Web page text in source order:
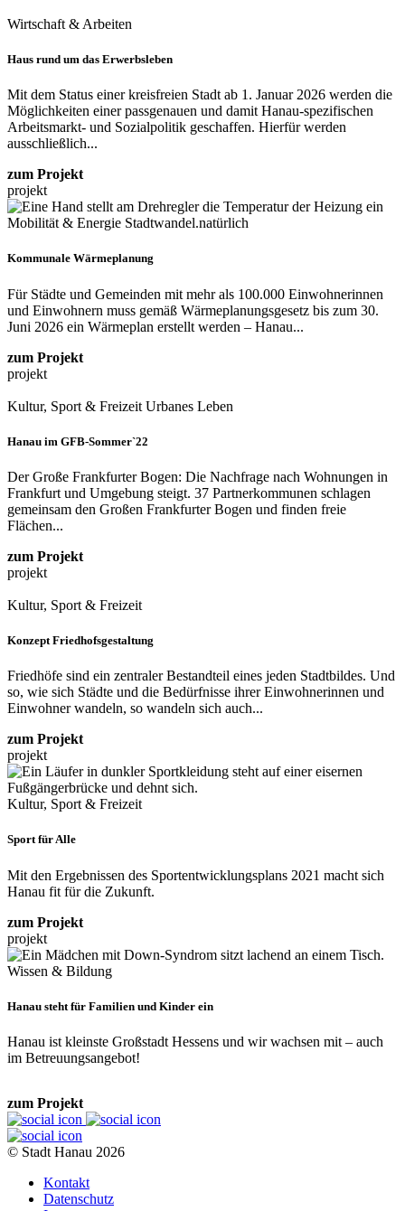
Wirtschaft & Arbeiten
Haus rund um das Erwerbsleben
Mit dem Status einer kreisfreien Stadt ab 1. Januar 2026 werden die
Möglichkeiten einer passgenauen und damit Hanau-spezifischen
Arbeitsmarkt- und Sozialpolitik geschaffen. Hierfür werden
ausschließlich...
zum Projekt
projekt
Mobilität & Energie Stadtwandel.natürlich
Kommunale Wärmeplanung
Für Städte und Gemeinden mit mehr als 100.000 Einwohnerinnen
und Einwohnern muss gemäß Wärmeplanungsgesetz bis zum 30.
Juni 2026 ein Wärmeplan erstellt werden – Hanau...
zum Projekt
projekt
Kultur, Sport & Freizeit Urbanes Leben
Hanau im GFB-Sommer`22
Der Große Frankfurter Bogen: Die Nachfrage nach Wohnungen in
Frankfurt und Umgebung steigt. 37 Partnerkommunen schlagen
gemeinsam den Großen Frankfurter Bogen und finden freie
Flächen...
zum Projekt
projekt
Kultur, Sport & Freizeit
Konzept Friedhofsgestaltung
Friedhöfe sind ein zentraler Bestandteil eines jeden Stadtbildes. Und
so, wie sich Städte und die Bedürfnisse ihrer Einwohnerinnen und
Einwohner wandeln, so wandeln sich auch...
zum Projekt
projekt
Kultur, Sport & Freizeit
Sport für Alle
Mit den Ergebnissen des Sportentwicklungsplans 2021 macht sich
Hanau fit für die Zukunft.
zum Projekt
projekt
Wissen & Bildung
Hanau steht für Familien und Kinder ein
Hanau ist kleinste Großstadt Hessens und wir wachsen mit – auch
im Betreuungsangebot!
zum Projekt
© Stadt Hanau 2026
Kontakt
Datenschutz